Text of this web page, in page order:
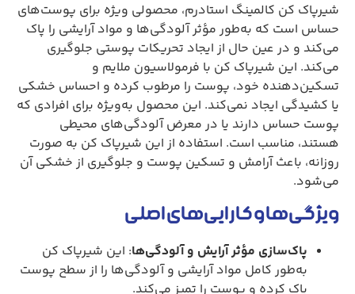
شیرپاک کن کالمینگ استادرم، محصولی ویژه برای پوست‌های
حساس است که به‌طور مؤثر آلودگی‌ها و مواد آرایشی را پاک
می‌کند و در عین حال از ایجاد تحریکات پوستی جلوگیری
می‌کند. این شیرپاک کن با فرمولاسیون ملایم و
تسکین‌دهنده خود، پوست را مرطوب کرده و احساس خشکی
یا کشیدگی ایجاد نمی‌کند. این محصول به‌ویژه برای افرادی که
پوست حساس دارند یا در معرض آلودگی‌های محیطی
هستند، مناسب است. استفاده از این شیرپاک کن به صورت
روزانه، باعث آرامش و تسکین پوست و جلوگیری از خشکی آن
می‌شود.
ویژگی‌ها و کارایی‌های اصلی
پاک‌سازی مؤثر آرایش و آلودگی‌ها: این شیرپاک کن
به‌طور کامل مواد آرایشی و آلودگی‌ها را از سطح پوست
پاک کرده و پوست را تمیز می‌کند.